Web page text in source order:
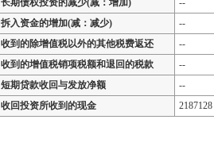
长期债权投资的减少(减：增加)
--
拆入资金的增加(减：减少)
--
收到的除增值税以外的其他税费返还
--
收到的增值税销项税额和退回的税款
--
短期贷款收回与发放净额
--
收回投资所收到的现金
2187128